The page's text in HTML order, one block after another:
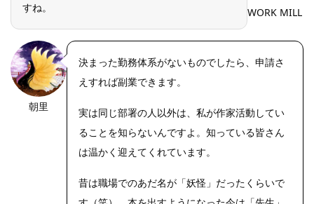
すね。
WORK MILL
朝里
決まった勤務体系がないものでしたら、申請さ
えすれば副業できます。
実は同じ部署の人以外は、私が作家活動してい
ることを知らないんですよ。知っている皆さん
は温かく迎えてくれています。
昔は職場でのあだ名が「妖怪」だったくらいで